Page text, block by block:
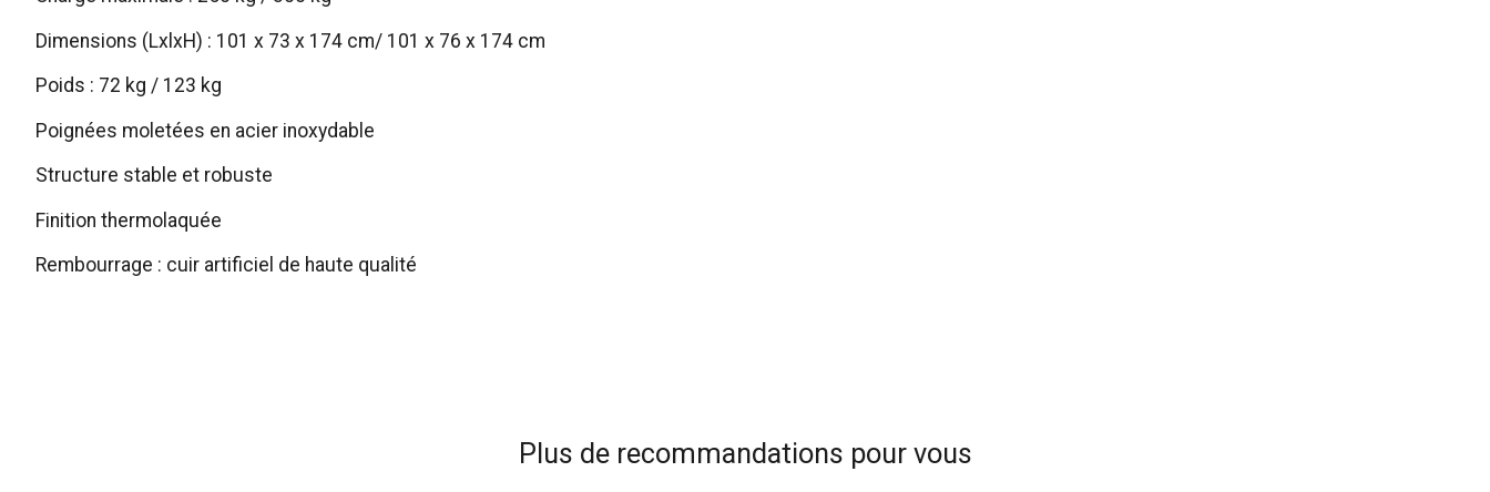
Dimensions (LxlxH) : 101 x 73 x 174 cm/ 101 x 76 x 174 cm
Poids : 72 kg / 123 kg
Poignées moletées en acier inoxydable
Structure stable et robuste
Finition thermolaquée
Rembourrage : cuir artificiel de haute qualité
Plus de recommandations pour vous